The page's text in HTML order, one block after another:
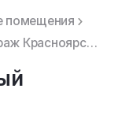
помещения
1/2 доля на земельный участок и гараж Красноярский край гп. Северо-Енисейский (Должник Дауров ДВ)